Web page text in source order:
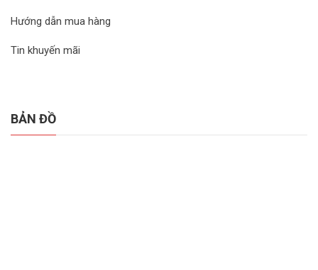
Hướng dẫn mua hàng
Tin khuyến mãi
BẢN ĐỒ